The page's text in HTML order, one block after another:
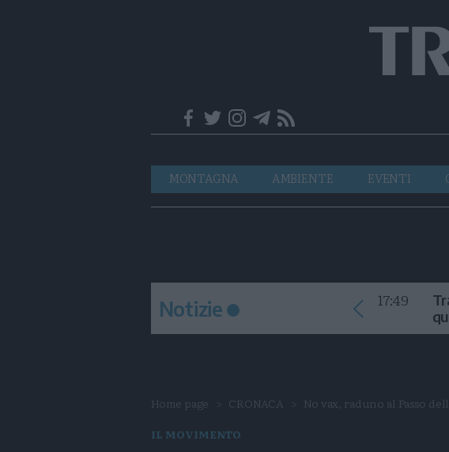
Navigazione
principale
MONTAGNA AMBIENTE EVENTI
Notizie 17:49
Home page CRONACA No vax, raduno al Passo
IL MOVIMENTO